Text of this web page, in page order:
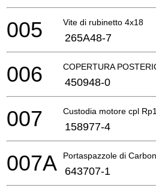
Vite di rubinetto 4x18
005 265A48-7
COPERTURA
006 450948-0
Custodia motore cpl
007 158977-4
Portaspazzole di
007A 643707-1